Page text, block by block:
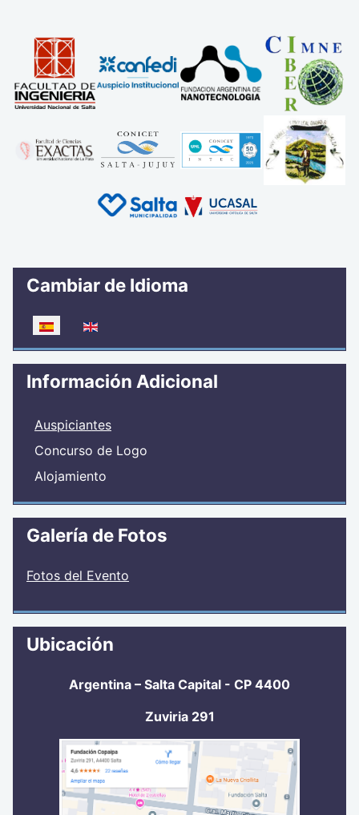
Cambiar de Idioma
Seleccione su idioma
Información Adicional
Auspiciantes
Concurso de Logo
Alojamiento
Galería de Fotos
Fotos del Evento
Ubicación
Argentina – Salta Capital - CP 4400
Zuviria 291